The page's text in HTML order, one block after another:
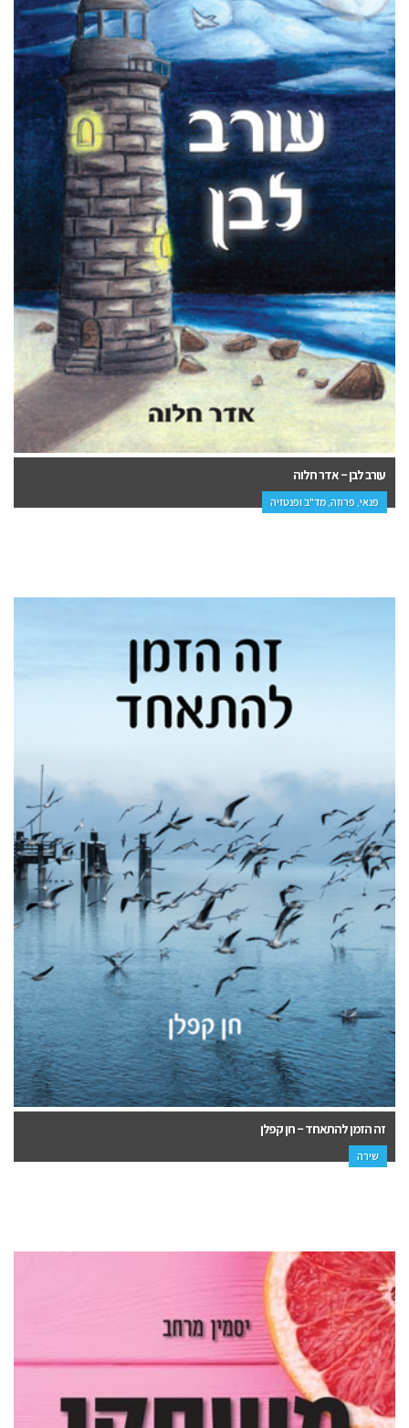
עורב לבן – אדר חלוה
פנאי, פרוזה, מד"ב ופנטזיה
זה הזמן להתאחד – חן קפלן
שירה